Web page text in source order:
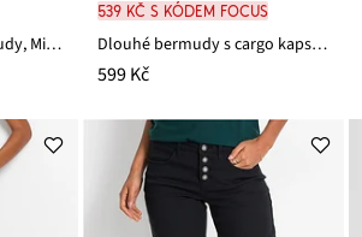
Strečové džínové bermudy, Mid Waist
539 Kč s kódem FOCUS
Dlouhé bermudy s cargo kapsami, Regular Fit
599 Kč